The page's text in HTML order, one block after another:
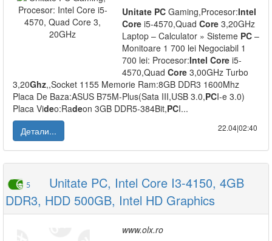
Unitate PC Gaming,Procesor:Intel
Core i5-4570,Quad Core 3,20GHz
Laptop – Calculator » Sisteme PC –
Monitoare 1 700 lei Negociabil 1
700 lei: Procesor:Intel Core i5-
4570,Quad Core 3,00GHz Turbo
3,20Ghz,,Socket 1155 Memorie Ram:8GB DDR3 1600Mhz
Placa De Baza:ASUS B75M-Plus(Sata III,USB 3.0,PCI-e 3.0)
Placa Video:Radeon 3GB DDR5-384Bit,PCI...
Детали...
22.04|02:40
5
Unitate PC, Intel Core I3-4150, 4GB
DDR3, HDD 500GB, Intel HD Graphics
www.olx.ro